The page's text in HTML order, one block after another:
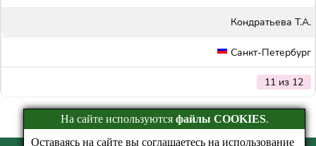
Кондратьева Т.А.
Санкт-Петербург
11 из 12
На сайте используются файлы COOKIES.
Оставаясь на сайте вы соглашаетесь на использование